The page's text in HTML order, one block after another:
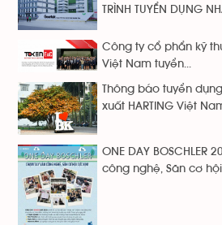
TRÌNH TUYỂN DỤNG
Công ty cổ phẩn kỹ
Việt Nam tuyển...
Thông báo tuyển
xuất HARTING Việt
ONE DAY BOSCHLER
công nghệ, Săn cơ